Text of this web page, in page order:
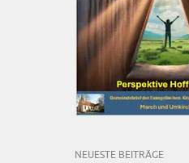
NEUESTE BEITRÄGE